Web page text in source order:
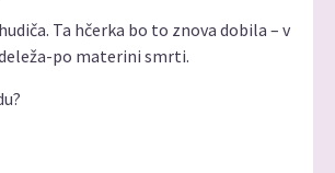
Ta hčerka bo to znova dobila – v
po materini smrti.